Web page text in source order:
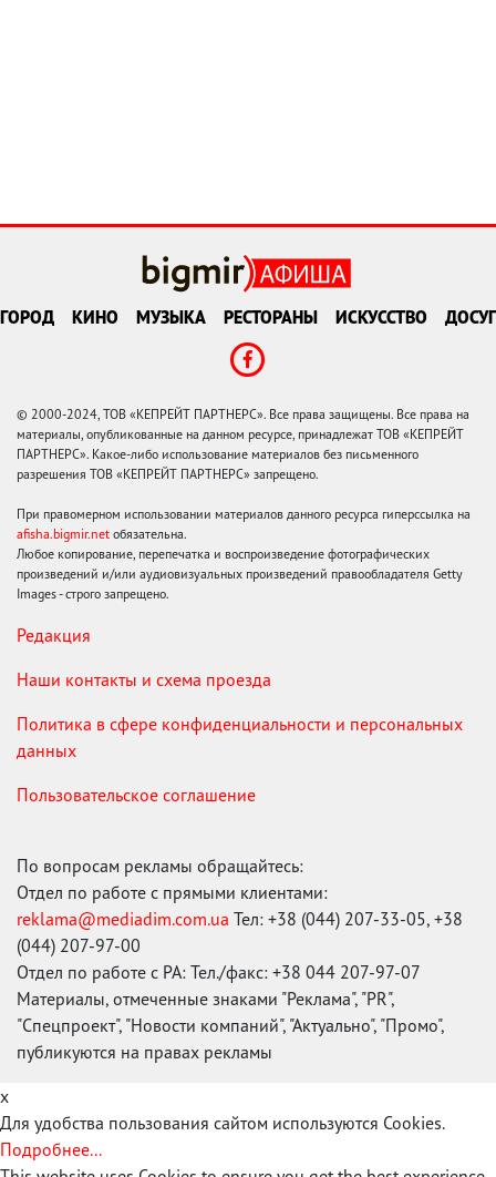
ГОРОД КИНО МУЗЫКА РЕСТОРАНЫ ИСКУССТВО ДОСУГ
© 2000-2024, ТОВ «КЕПРЕЙТ ПАРТНЕРС». Все права защищены. Все права на
материалы, опубликованные на данном ресурсе, принадлежат ТОВ «КЕПРЕЙТ
ПАРТНЕРС». Какое-либо использование материалов без письменного
разрешения ТОВ «КЕПРЕЙТ ПАРТНЕРС» запрещено.
При правомерном использовании материалов данного ресурса гиперссылка на
afisha.bigmir.net обязательна.
Любое копирование, перепечатка и воспроизведение фотографических
произведений и/или аудиовизуальных произведений правообладателя Getty
Images - строго запрещено.
Редакция
Наши контакты и схема проезда
Политика в сфере конфиденциальности и персональных
данных
Пользовательское соглашение
По вопросам рекламы обращайтесь:
Отдел по работе с прямыми клиентами:
reklama@mediadim.com.ua Тел: +38 (044) 207-33-05, +38
(044) 207-97-00
Отдел по работе с РА: Тел./факс: +38 044 207-97-07
Материалы, отмеченные знаками "Реклама", "PR",
"Спецпроект", "Новости компаний", "Актуально", "Промо",
публикуются на правах рекламы
x
Для удобства пользования сайтом используются Cookies.
Подробнее...